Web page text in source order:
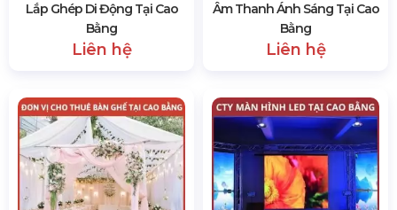
Lắp Ghép Di Động Tại Cao
Bằng
Liên hệ
Âm Thanh Ánh Sáng Tại Cao
Bằng
Liên hệ